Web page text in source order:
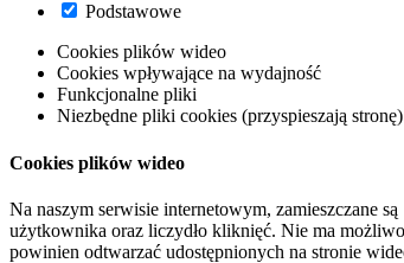
Podstawowe
Cookies plików wideo
Cookies wpływające na wydajność
Funkcjonalne pliki
Niezbędne pliki cookies (przyspieszają stronę)
Cookies plików wideo
Na naszym serwisie internetowym, zamieszczane
użytkownika oraz liczydło kliknięć. Nie ma
powinien odtwarzać udostępnionych na stronie